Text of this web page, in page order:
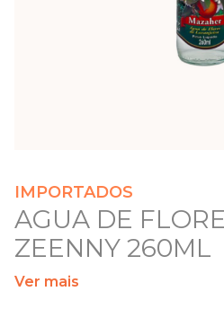
IMPORTADOS
AGUA DE
ZEENNY 260ML
Ver mais